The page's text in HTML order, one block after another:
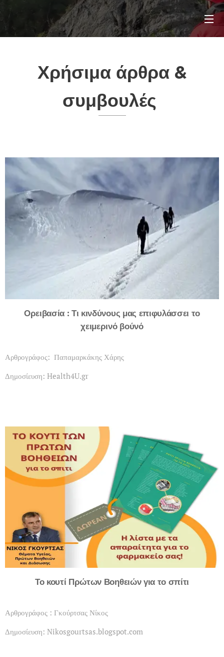
Χρήσιμα άρθρα &
συμβουλές
Ορειβασία : Τι κινδύνους μας επιφυλάσσει το
χειμερινό βούνό
Αρθρογράφος: Παπαμαρκάκης Χάρης
Δημοσίευση: Health4U.gr
Το κουτί Πρώτων Βοηθειών για το σπίτι
Αρθρογράφος : Γκούρτσας Νίκος
Δημοσίευση: Nikosgourtsas.blogspot.com